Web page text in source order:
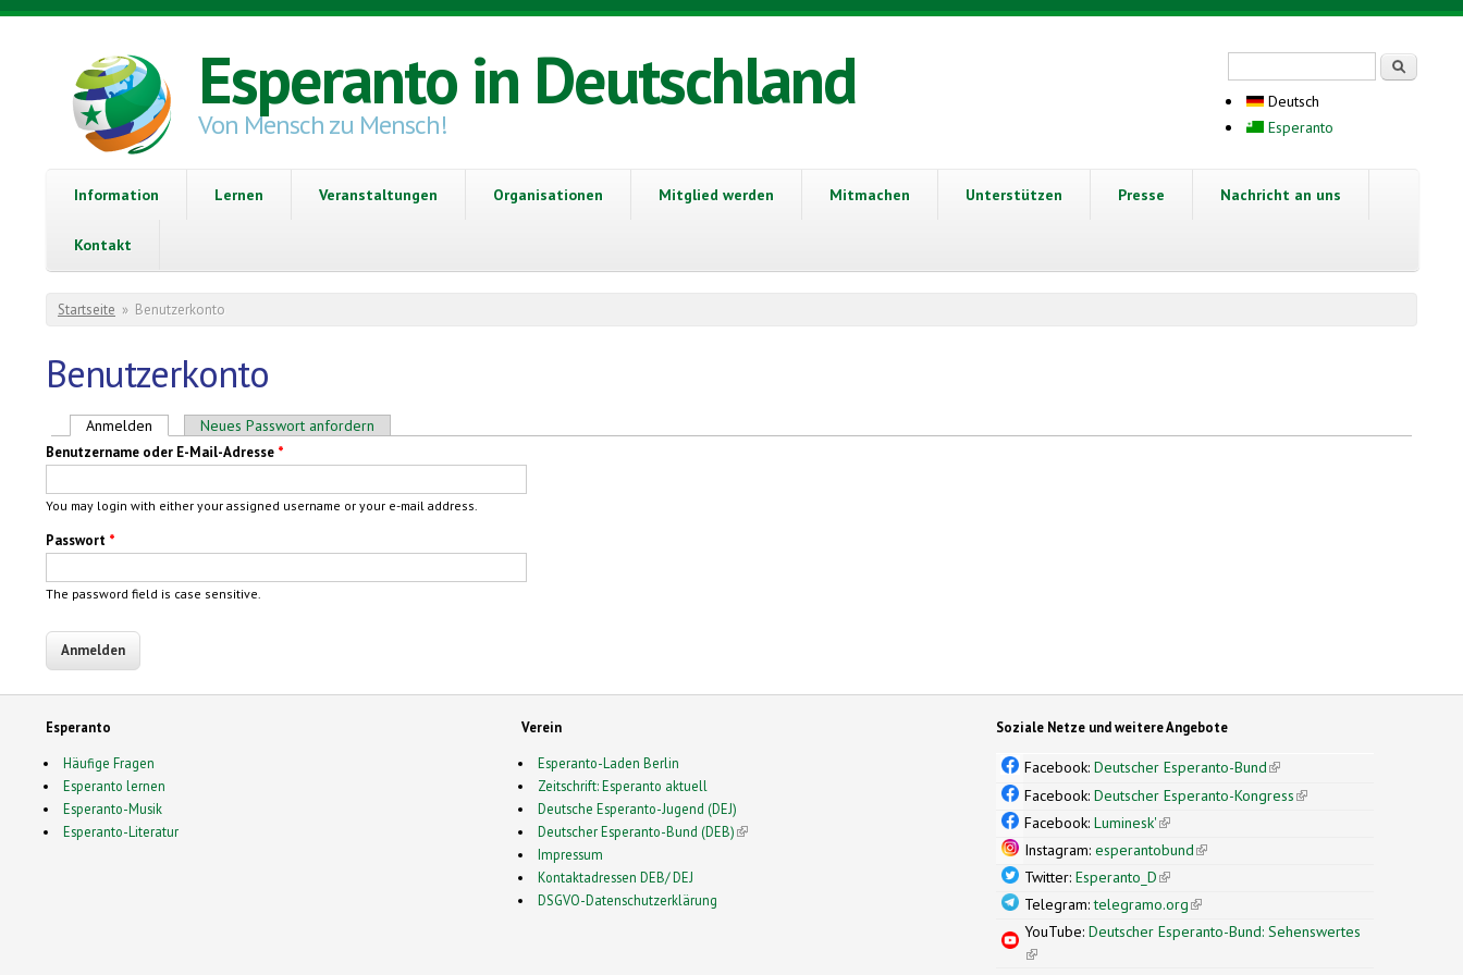
Direkt zum Inhalt
Esperanto in Deutschland
Von Mensch zu Mensch!
Deutsch
Esperanto
Information Lernen Veranstaltungen Organisationen Mitglied werden Mitmachen Unterstützen Presse Nachricht an uns
Kontakt
Sie sind hier
Startseite » Benutzerkonto
Benutzerkonto
Haupt-Reiter
Anmelden (aktiver Reiter)
Neues Passwort anfordern
Benutzername oder E-Mail-Adresse *
You may login with either your assigned username or your e-mail address.
Passwort *
The password field is case sensitive.
Esperanto
Häufige Fragen
Esperanto lernen
Esperanto-Musik
Esperanto-Literatur
Verein
Esperanto-Laden Berlin
Zeitschrift: Esperanto aktuell
Deutsche Esperanto-Jugend (DEJ)
Deutscher Esperanto-Bund (DEB)(link is external)
Impressum
Kontaktadressen DEB/ DEJ
DSGVO-Datenschutzerklärung
Soziale Netze und weitere Angebote
Facebook:Deutscher Esperanto-Bund(link is external)
Facebook:Deutscher Esperanto-Kongress(link is external)
Facebook:Luminesk'(link is external)
Instagram:esperantobund(link is external)
Twitter:Esperanto_D(link is external)
Telegram:telegramo.org(link is external)
YouTube:Deutscher Esperanto-Bund: Sehenswertes
(link is external)